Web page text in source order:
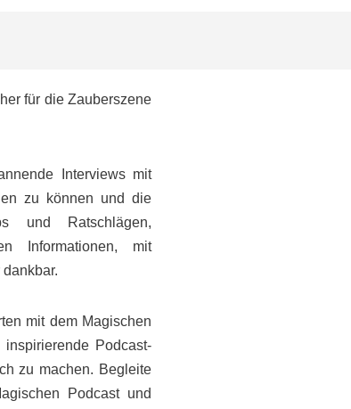
für die Zauberszene
Interviews mit
zu können und die
und Ratschlägen,
Informationen, mit
mit dem Magischen
Podcast-
zu machen. Begleite
Podcast und